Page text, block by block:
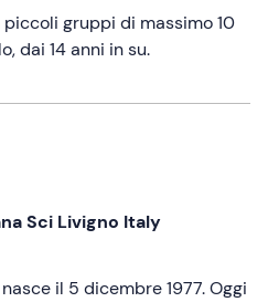
piccoli gruppi di massimo 10
dai 14 anni in su.
Sci Livigno Italy
il 5 dicembre 1977. Oggi